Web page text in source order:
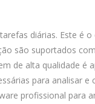
diárias. Este
são suportados
de alta qualidade
para analisar
profissional